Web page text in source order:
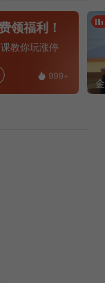
领福利！
教你玩涨停